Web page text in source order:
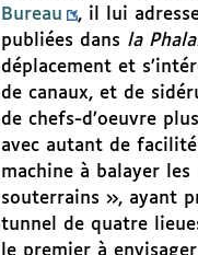
Bureau
, il lui
publiées dans la
déplacement et
de canaux, et de
de chefs-d’oeuvre
avec autant de
machine à balayer
souterrains », ayant
tunnel de quatre
le premier à